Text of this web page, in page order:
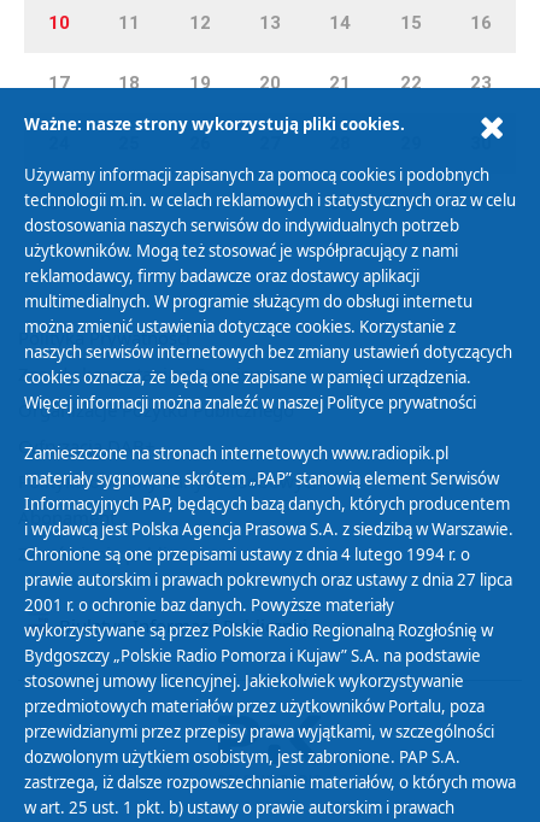
10 11 12 13 14 15 16
17 18 19 20 21 22 23
30
31 01 02 03 04 05 06
Polityka Prywatności
Zasady korzystania z Serwisu
Organizacje Pożytku Publicznego
Cyfryzacja DAB+
Polityka ochrony danych osobowych
Abonament
Zamówienia publiczne
Biuletyn Informacji Publicznej
Ważne: nasze strony wykorzystują pliki cookies.
Używamy informacji zapisanych za pomocą cookies i podobnych
technologii m.in. w celach reklamowych i statystycznych oraz w celu
dostosowania naszych serwisów do indywidualnych potrzeb
użytkowników. Mogą też stosować je współpracujący z nami
reklamodawcy, firmy badawcze oraz dostawcy aplikacji
multimedialnych. W programie służącym do obsługi internetu
można zmienić ustawienia dotyczące cookies. Korzystanie z
naszych serwisów internetowych bez zmiany ustawień dotyczących
cookies oznacza, że będą one zapisane w pamięci urządzenia.
Więcej informacji można znaleźć w naszej Polityce prywatności
Zamieszczone na stronach internetowych www.radiopik.pl
materiały sygnowane skrótem „PAP” stanowią element Serwisów
Informacyjnych PAP, będących bazą danych, których producentem
i wydawcą jest Polska Agencja Prasowa S.A. z siedzibą w Warszawie.
Chronione są one przepisami ustawy z dnia 4 lutego 1994 r. o
prawie autorskim i prawach pokrewnych oraz ustawy z dnia 27 lipca
2001 r. o ochronie baz danych. Powyższe materiały
wykorzystywane są przez Polskie Radio Regionalną Rozgłośnię w
Bydgoszczy „Polskie Radio Pomorza i Kujaw” S.A. na podstawie
stosownej umowy licencyjnej. Jakiekolwiek wykorzystywanie
przedmiotowych materiałów przez użytkowników Portalu, poza
przewidzianymi przez przepisy prawa wyjątkami, w szczególności
dozwolonym użytkiem osobistym, jest zabronione. PAP S.A.
zastrzega, iż dalsze rozpowszechnianie materiałów, o których mowa
w art. 25 ust. 1 pkt. b) ustawy o prawie autorskim i prawach